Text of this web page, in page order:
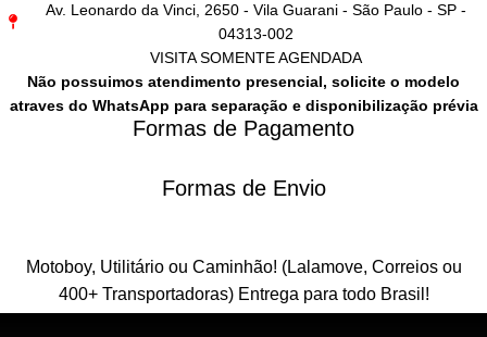
Av. Leonardo da Vinci, 2650 - Vila Guarani - São Paulo - SP -
04313-002
VISITA SOMENTE AGENDADA
Não possuimos atendimento presencial, solicite o modelo
atraves do WhatsApp para separação e disponibilização prévia
Formas de Pagamento
Formas de Envio
Motoboy, Utilitário ou Caminhão! (Lalamove, Correios ou
400+ Transportadoras) Entrega para todo Brasil!